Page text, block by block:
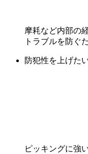
摩耗など内部の
トラブルを防ぐ
防犯性を上げた
ピッキングに強